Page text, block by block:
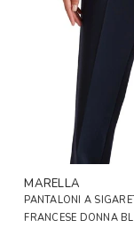
MARELLA
PANTALONI A
FRANCESE DONNA